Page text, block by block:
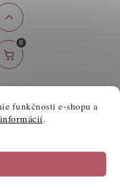
0
vyhradené
funkčnosti e-shopu a
.